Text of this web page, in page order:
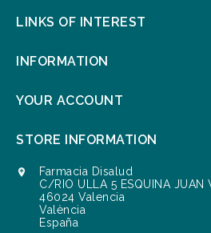
LINKS OF INTEREST
INFORMATION
YOUR ACCOUNT
STORE INFORMATION

Farmacia Disalud
C/RIO ULLA 5 ESQUINA JUAN
46024 Valencia
València
España